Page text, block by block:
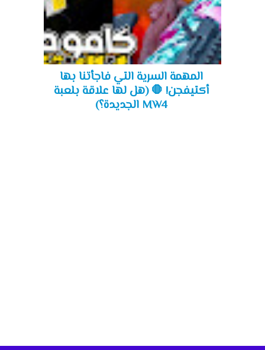
المهمة السرية التي فاجأتنا بها
أكتيفجن! 🛑 (هل لها علاقة بلعبة
MW4 الجديدة؟)